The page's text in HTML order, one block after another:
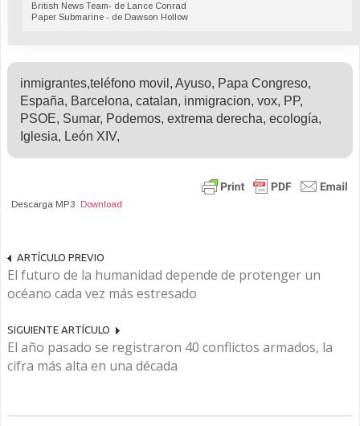
British News Team- de Lance Conrad
Paper Submarine - de Dawson Hollow
inmigrantes,teléfono movil, Ayuso, Papa Congreso,
España, Barcelona, catalan, inmigracion, vox, PP,
PSOE, Sumar, Podemos, extrema derecha, ecología,
Iglesia, León XIV,
Descarga MP3 Download
ARTÍCULO PREVIO
El futuro de la humanidad depende de protenger un
océano cada vez más estresado
SIGUIENTE ARTÍCULO
El año pasado se registraron 40 conflictos armados, la
cifra más alta en una década